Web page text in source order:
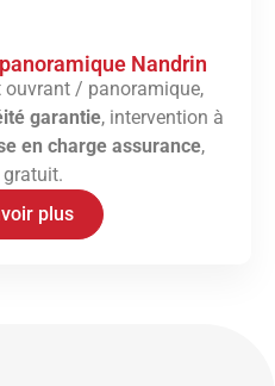
Nandrin
/ panoramique,
garantie, intervention à
en charge assurance,
plus